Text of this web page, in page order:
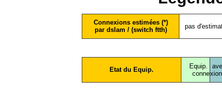
Connexions estimées (*)
par dslam / (switch ftth)
pas
Etat du Equip.
Equip.
conne